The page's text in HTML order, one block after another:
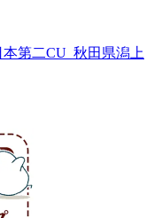
第二CU_秋田県潟上